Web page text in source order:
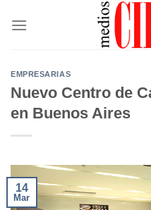
EMPRESARIAS
Nuevo Centro de
en Buenos Aires
14
Mar